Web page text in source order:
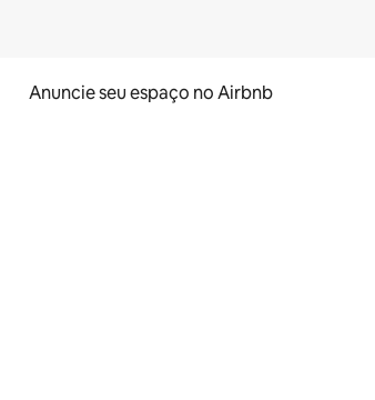
Anuncie seu espaço no Airbnb